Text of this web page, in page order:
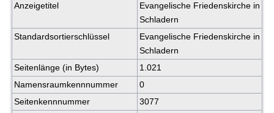
Anzeigetitel
Evangelische Friedenskirche in
Schladern
Standardsortierschlüssel
Evangelische Friedenskirche in
Schladern
Seitenlänge (in Bytes)
1.021
Namensraumkennnummer
0
Seitenkennnummer
3077